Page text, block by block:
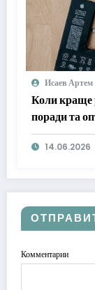
Исаев Артем
Коли краще
поради та
14.06.2026
Комментарии